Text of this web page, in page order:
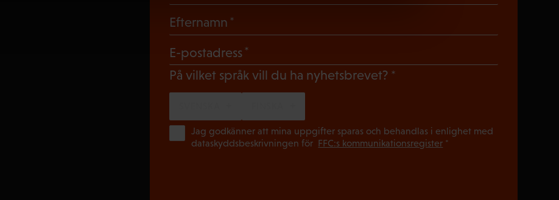
Efternamn
E-postadress
På vilket språk vill du ha nyhetsbrevet?(Obligatoriskt)
Jag godkänner att mina uppgifter sparas och behandlas i enlighet med
dataskyddsbeskrivningen för FFC:s kommunikationsregister *